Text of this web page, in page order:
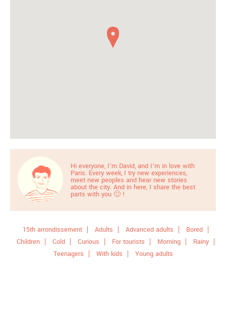
Hi everyone, I’m David, and I’m in love with
Paris. Every week, I try new experiences,
meet new peoples and hear new stories
about the city. And in here, I share the best
parts with you 🙂 !
15th arrondissement Adults Advanced adults
Bored
Children
Cold Curious For tourists Morning
Rainy
Teenagers
With kids Young adults